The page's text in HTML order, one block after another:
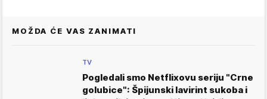
MOŽDA ĆE VAS ZANIMATI
TV
Pogledali smo Netflixovu seriju "Crne
golubice": Špijunski lavirint sukoba i